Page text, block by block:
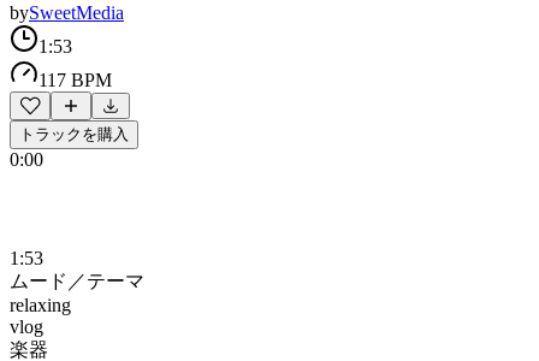
bySweetMedia
1:53
117 BPM
トラックを購入
0:00
1:53
ムード／テーマ
relaxing
vlog
楽器